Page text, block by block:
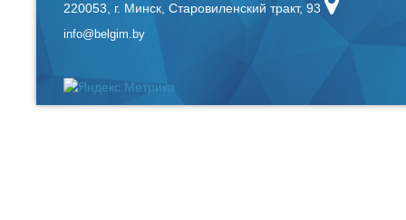
220053, г. Минск, Старовиленский тракт, 93
info@belgim.by